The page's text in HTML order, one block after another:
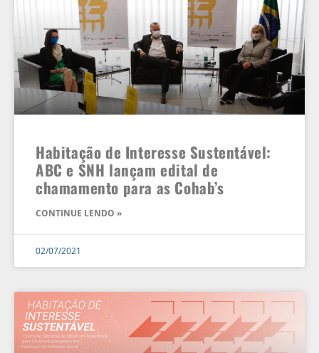
Habitação de Interesse Sustentável:
ABC e SNH lançam edital de
chamamento para as Cohab’s
CONTINUE LENDO »
02/07/2021